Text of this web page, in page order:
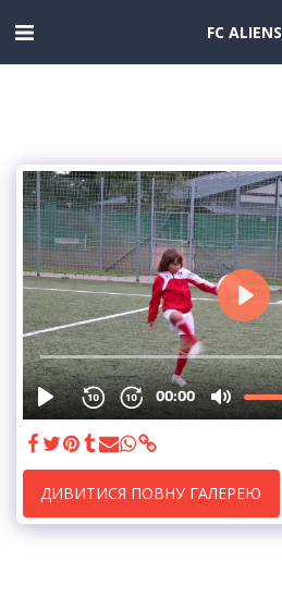
FC ALIENS
ДИВИТИСЯ ПОВНУ ГАЛЕРЕЮ